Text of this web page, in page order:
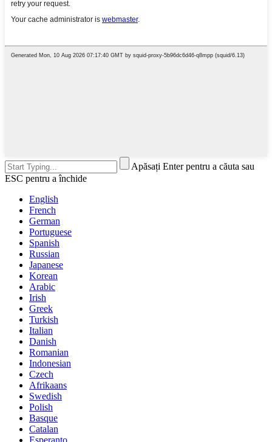
Apăsați Enter pentru a căuta sau
ESC pentru a închide
English
French
German
Portuguese
Spanish
Russian
Japanese
Korean
Arabic
Irish
Greek
Turkish
Italian
Danish
Romanian
Indonesian
Czech
Afrikaans
Swedish
Polish
Basque
Catalan